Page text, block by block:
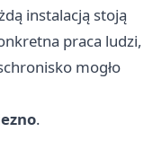
instalacją stoją
praca ludzi,
mogło
.